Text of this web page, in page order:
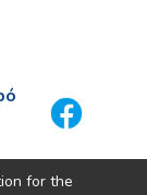
for the